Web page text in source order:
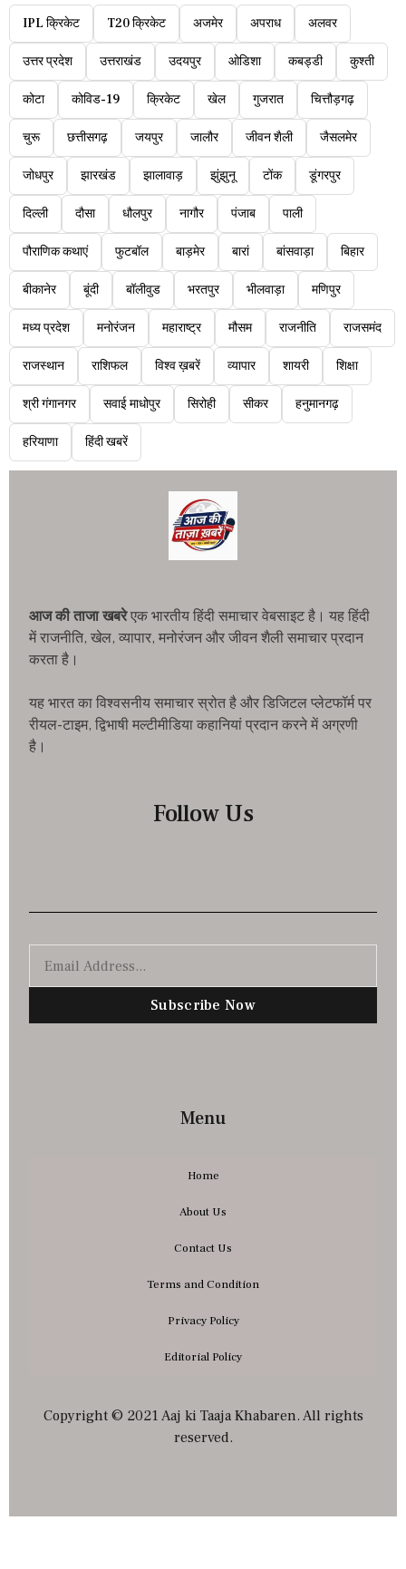
IPL क्रिकेट T20 क्रिकेट अजमेर अपराध अलवर
उत्तर प्रदेश उत्तराखंड उदयपुर ओडिशा कबड्डी कुश्ती
कोटा कोविड-19 क्रिकेट खेल गुजरात चित्तौड़गढ़
चुरू छत्तीसगढ़ जयपुर जालौर जीवन शैली जैसलमेर
जोधपुर झारखंड झालावाड़ झुंझुनू टोंक डूंगरपुर
दिल्ली दौसा धौलपुर नागौर पंजाब पाली
पौराणिक कथाएं फुटबॉल बाड़मेर बारां बांसवाड़ा बिहार
बीकानेर बूंदी बॉलीवुड भरतपुर भीलवाड़ा मणिपुर
मध्य प्रदेश मनोरंजन महाराष्ट्र मौसम राजनीति राजसमंद
राजस्थान राशिफल विश्व ख़बरें व्यापार शायरी शिक्षा
श्री गंगानगर सवाई माधोपुर सिरोही सीकर हनुमानगढ़
हरियाणा हिंदी खबरें
आज की ताजा खबरेएक भारतीय हिंदी समाचार वेबसाइट है। यह हिंदी
में राजनीति, खेल, व्यापार, मनोरंजन और जीवन शैली समाचार प्रदान
करता है।
यह भारत का विश्वसनीय समाचार स्रोत है और डिजिटल प्लेटफॉर्म पर
रीयल-टाइम, द्विभाषी मल्टीमीडिया कहानियां प्रदान करने में अग्रणी
है।
Follow Us
Subscribe Now
Menu
Home
About Us
Contact Us
Terms and Condition
Privacy Policy
Editorial Policy
Copyright © 2021 Aaj ki Taaja Khabaren. All rights
reserved.